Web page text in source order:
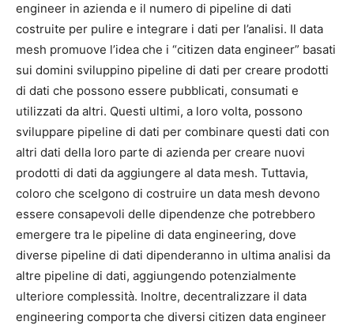
engineer in azienda e il numero di pipeline di dati
costruite per pulire e integrare i dati per l’analisi. Il data
mesh promuove l’idea che i “citizen data engineer” basati
sui domini sviluppino pipeline di dati per creare prodotti
di dati che possono essere pubblicati, consumati e
utilizzati da altri. Questi ultimi, a loro volta, possono
sviluppare pipeline di dati per combinare questi dati con
altri dati della loro parte di azienda per creare nuovi
prodotti di dati da aggiungere al data mesh. Tuttavia,
coloro che scelgono di costruire un data mesh devono
essere consapevoli delle dipendenze che potrebbero
emergere tra le pipeline di data engineering, dove
diverse pipeline di dati dipenderanno in ultima analisi da
altre pipeline di dati, aggiungendo potenzialmente
ulteriore complessità. Inoltre, decentralizzare il data
engineering comporta che diversi citizen data engineer